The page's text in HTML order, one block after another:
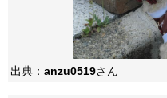
出典： anzu0519さん